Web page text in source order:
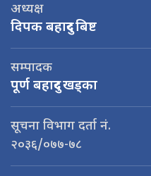
अध्यक्ष
दिपक बहादुर बिष्ट
सम्पादक
पूर्ण बहादुर खड्का
सूचना विभाग दर्ता नं.
२०३६/०७७-७८